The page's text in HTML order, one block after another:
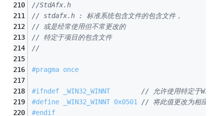
//StdAfx.h
// stdafx.h : 标准系统包含文件的包含文件，
// 或是经常使用但不常更改的
// 特定于项目的包含文件
//
#pragma once
#ifndef
// 允许使用特定于
#define
// 将此值更改为相应的
#endif